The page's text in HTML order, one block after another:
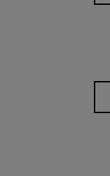
独自のパターンカッ
きり見せながらも、